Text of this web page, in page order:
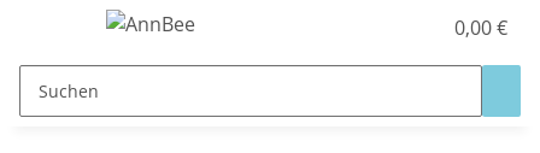
0,00 €